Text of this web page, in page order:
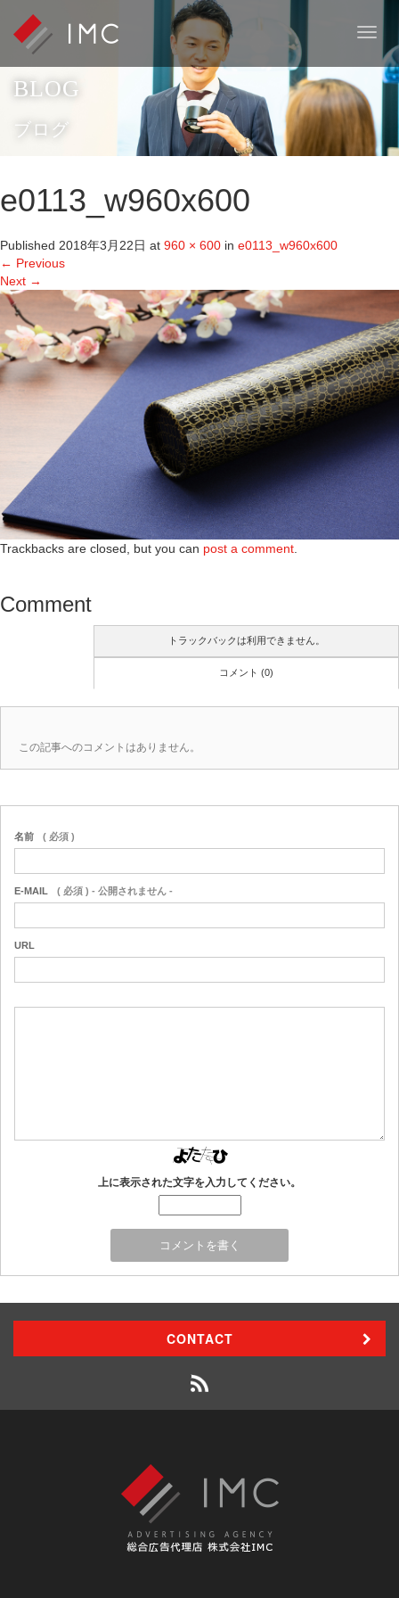
T
g
l
e
a
BLOG
ブログ
e0113_w960x600
Published 2018年3月22日 at 960 × 600 in e0113_w960x600
← Previous
Next →
Trackbacks are closed, but you can post a comment
Comment
トラックバックは利用できません。
コメント (0)
この記事へのコメントはありません。
名前 ( 必須 )
E-MAIL ( 必須 ) - 公開されません -
URL
上に表示された文字を入力してください。
CONTACT